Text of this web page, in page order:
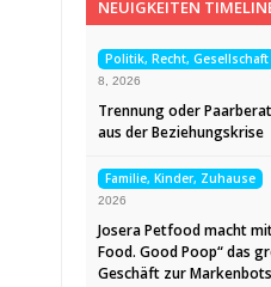
NEUIGKEITEN
Politik, Recht, Gesellschaft
8, 2026
Trennung oder
aus der Beziehungskrise
Familie, Kinder, Zuhause
2026
Josera Petfood macht
Food. Good Poop“ das
Geschäft zur